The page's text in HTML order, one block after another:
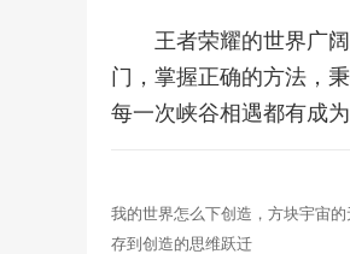
王者荣耀的世界广
门，掌握正确的方法，
每一次峡谷相遇都有成
我的世界怎么下创造，方块宇宙
存到创造的思维跃迁